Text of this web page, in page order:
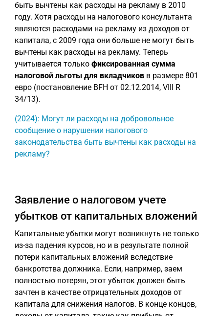
быть вычтены как расходы на рекламу в 2010
году. Хотя расходы на налогового консультанта
являются расходами на рекламу из доходов от
капитала, с 2009 года они больше не могут быть
вычтены как расходы на рекламу. Теперь
учитывается только фиксированная сумма
налоговой льготы для вкладчиков в размере 801
евро (постановление BFH от 02.12.2014, VIII R
34/13).
(2024): Могут ли расходы на добровольное
сообщение о нарушении налогового
законодательства быть вычтены как расходы на
рекламу?
Заявление о налоговом учете
убытков от капитальных вложений
Капитальные убытки могут возникнуть не только
из-за падения курсов, но и в результате полной
потери капитальных вложений вследствие
банкротства должника. Если, например, заем
полностью потерян, этот убыток должен быть
зачтен в качестве отрицательных доходов от
капитала для снижения налогов. В конце концов,